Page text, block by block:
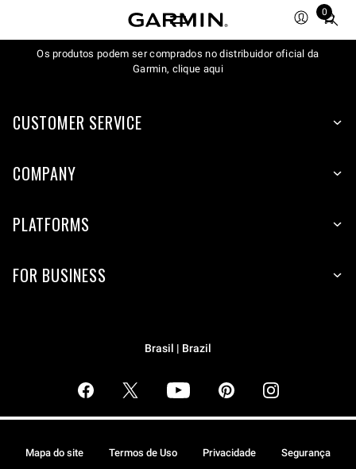
0
Total
items
in
Os produtos podem ser comprados no distribuidor oficial da
Garmin, clique aqui
CUSTOMER SERVICE
COMPANY
PLATFORMS
FOR BUSINESS
Brasil | Brazil
Mapa do site Termos de Uso Privacidade Segurança